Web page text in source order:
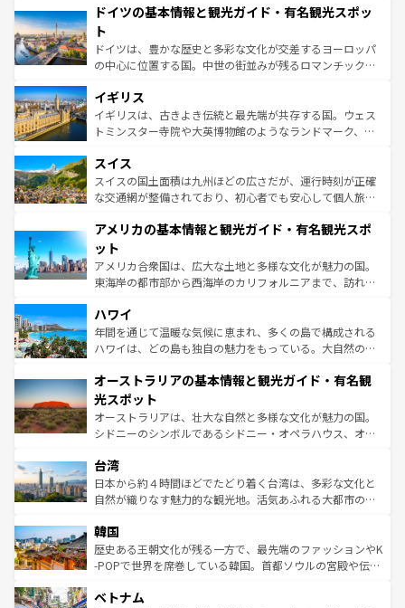
せる。地方によって風土や気候が異なるスペインはその個
ンテンツ一覧 を参照してほしい。
で、幅広い魅力が詰まっている。華麗な宮殿、歴史的な大
聖堂、美しいビーチ、そして豊かな自然が、訪れる者を心
から魅了する。また、フランスは美食の国としても知ら
れ、フランス料理はユネスコ無形文化遺産にも登録されて
香り高いラベンダー畑など、多彩な楽しみ方が可能だ。さ
らに、パリ以外の地域にも魅力が溢れており、どの街角に
も豊かな歴史と文化が息づいている。パリ以外の個性あふ
を参照してほしい。
ドイツの基本情報と観光ガイド・有名観光スポッ
ト
ドイツは、豊かな歴史と多彩な文化が交差するヨーロッパ
の中心に位置する国。中世の街並みが残るロマンチック街
顔を持つこの国は、どこを歩いても飽きることがない。ベ
ルリンの文化的活気、バイエルン州のアルプスの絶景、そ
してライン川沿いのワイン畑といった風景は必見。ビール
は、お酒好きな人にはぜひ体験してほしい。 なお、新着の
ドイツ情報はコンテンツ一覧を参照してほしい。
イギリス
イギリスは、古きよき伝統と最先端が共存する国。ウェス
トミンスター寺院や大英博物館のようなランドマーク、歴
リアごとに異なる魅力がある。また、優雅なアフタヌーン
ティー、ビール好きにはたまらない英国パブ、サッカー観
戦など、本場だからこそできる体験も豊富。イギリスを旅
ンツ一覧を参照してほしい。
スイス
スイスの国土面積は九州ほどの広さだが、運行時刻が正確
な交通網が整備されており、初心者でも安心して個人旅行
の建物がそのまま残る町や、スイスならではのユニークな
博物館もあり、アルプス観光だけでなく町歩きも満喫する
ことができる。国民の所得が高いため物価も高いが、旅行
者向けの交通パス提供のサービスもあり、うまく活用すれ
着のスイス情報は
アメリカの基本情報と観光ガイド・有名観光スポ
ット
アメリカ合衆国は、広大な土地と多様な文化が魅力の国。
東海岸の都市部から西海岸のカリフォルニアまで、訪れる
のような巨大都市は、観光、ショッピング、エンターテイ
ンメントが詰まった刺激的なスポットだ。一方、アメリカ
西部には大自然が広がり、グランドキャニオンやイエロー
部のニューオーリンズでは、音楽と美食が融合した独特の
文化が魅力。旅行者はアメリカの各地域で異なる魅力を楽
しみながら、その多様性と豊かな歴史を感じることができ
るだろう。車でのロードトリップや列車の旅も、アメリカ
情報は
ハワイ
年間を通じて温暖な気候に恵まれ、多くの島で構成される
ハワイは、どの島も独自の魅力をもっている。大自然の神
ワイ島は見逃せない。また、定番の観光地といえばオアフ
島だが、静かな自然を求めるならマウイ島やカウアイ島が
おすすめ。エメラルドグリーンに輝く海をはじめ、豊かな
文化や歴史が息づいている。「アロハスピリット」と呼ば
人々、おいしいローカルフードやハワイアンミュージッ
ク、伝統的なフラダンスなど、すべてがハワイの魅力を彩
っている。訪れるたびに新しい発見と感動が待っているハ
はコンテンツ一覧
オーストラリアの基本情報と観光ガイド・有名観
光スポット
オーストラリアは、壮大な自然と多様な文化が魅力の国。
シドニーのシンボルであるシドニー・オペラハウス、オー
リアリーフや大陸中央部にそびえるウルル（エアーズロッ
ク）、タスマニアの美しい原生林やケアンズの熱帯雨林な
ど、見どころがたくさん。また、カフェやワイン、オージ
いる。アクティビティも充実しており、サーフィンやダイ
ビング、ハイキングなど、アウトドア好きにはたまらな
い。オーストラリアの多彩な魅力を存分に味わいつくそ
参照してほしい。
台湾
日本から約４時間ほどでたどり着く台湾は、多彩な文化と
自然が織りなす魅力的な観光地。活気あふれる大都市の台
ン）、静ひつな山岳地帯である台湾東部など、都市の喧騒
と山間の静けさが共存しており、訪れる人に新しい発見と
驚きをもたらしてくれる。また、奥深い台湾の食文化も魅
容にもいいと評判のスイーツなど、バラエティ豊かな料理
韓国
歴史ある王朝文化が残る一方で、最先端のファッションやK
-POPで世界を席巻している韓国。首都ソウルの宮殿や伝統
き、地方に足を延ばせば四季折々の自然美を楽しむことが
ベトナム